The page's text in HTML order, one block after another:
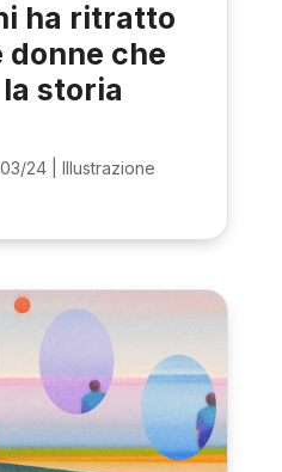
ha ritratto
donne che
storia
24| Illustrazione